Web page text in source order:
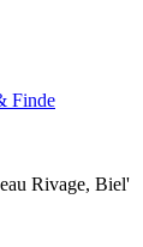
Finde